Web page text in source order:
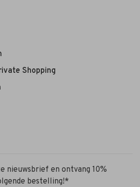
Shopping
nieuwsbrief en ontvang 10%
bestelling!*